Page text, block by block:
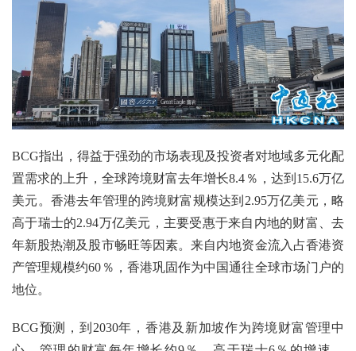
BCG指出，得益于强劲的市场表现及投资者对地域多元化配
置需求的上升，全球跨境财富去年增长8.4％，达到15.6万亿
美元。香港去年管理的跨境财富规模达到2.95万亿美元，略
高于瑞士的2.94万亿美元，主要受惠于来自内地的财富、去
年新股热潮及股市畅旺等因素。来自内地资金流入占香港资
产管理规模约60％，香港巩固作为中国通往全球市场门户的
地位。
BCG预测，到2030年，香港及新加坡作为跨境财富管理中